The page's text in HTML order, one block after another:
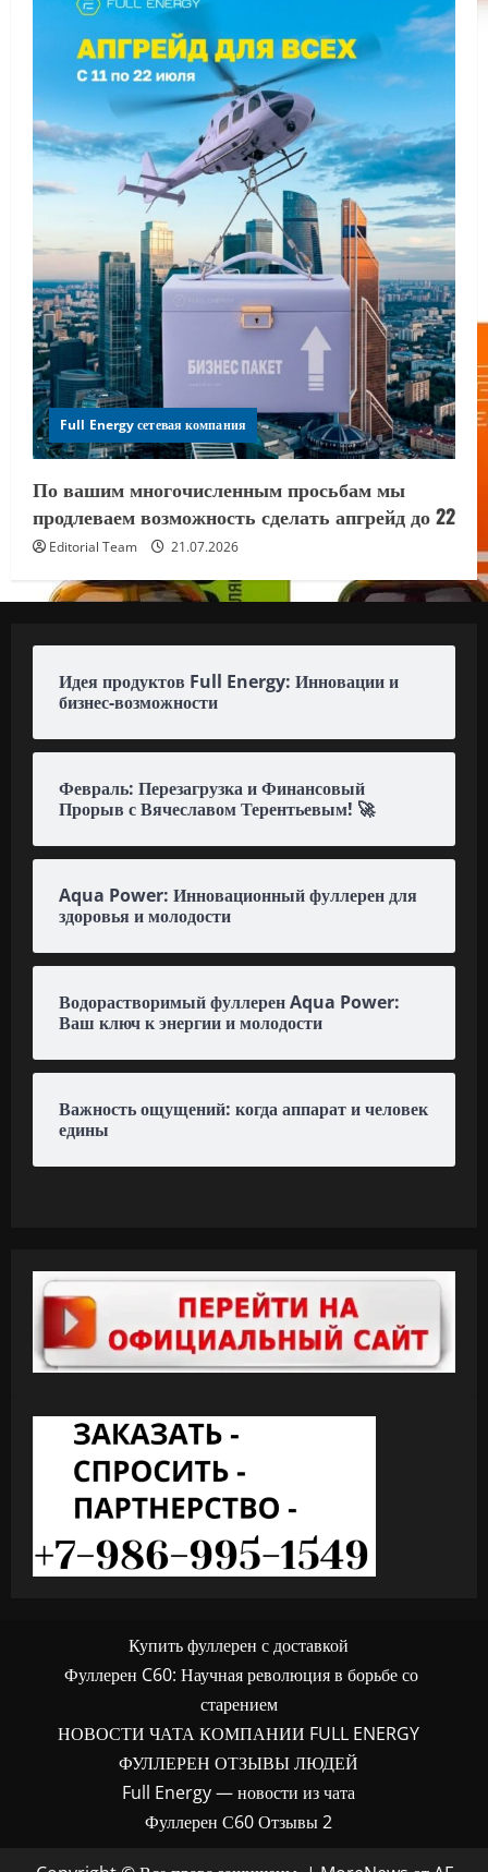
Full Energy сетевая компания
По вашим многочисленным просьбам мы
продлеваем возможность сделать апгрейд до 22
Editorial Team 21.07.2026
Идея продуктов Full Energy: Инновации и
бизнес-возможности
Февраль: Перезагрузка и Финансовый
Прорыв с Вячеславом Терентьевым! 🚀
Aqua Power: Инновационный фуллерен для
здоровья и молодости
Водорастворимый фуллерен Aqua Power:
Ваш ключ к энергии и молодости
Важность ощущений: когда аппарат и человек
едины
Купить фуллерен с доставкой
Фуллерен C60: Научная революция в борьбе со
старением
НОВОСТИ ЧАТА КОМПАНИИ FULL ENERGY
ФУЛЛЕРЕН ОТЗЫВЫ ЛЮДЕЙ
Full Energy — новости из чата
Фуллерен С60 Отзывы 2